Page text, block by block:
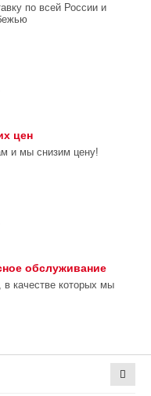
по всей России и
цен
и мы снизим цену!
обслуживание
качестве которых мы